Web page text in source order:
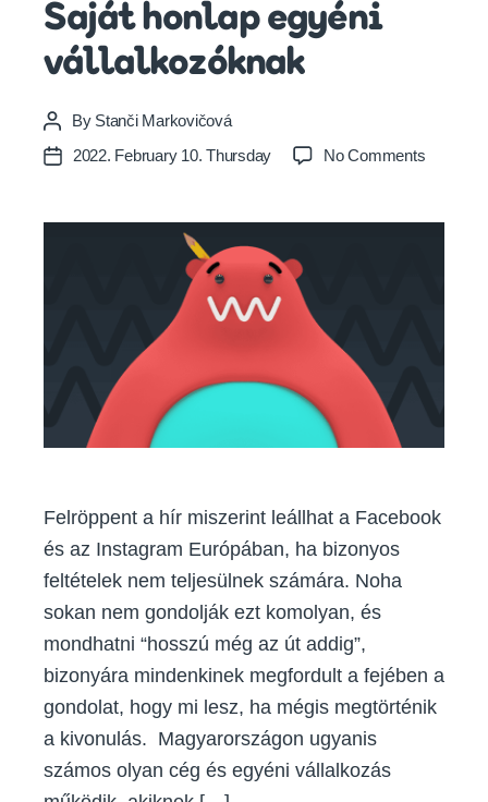
Saját honlap egyéni
vállalkozóknak
Post
author
By Stanči Markovičová
Post2022. February 10. Thursday No Commentson
egyéni
Felröppent a hír miszerint leállhat a Facebook
és az Instagram Európában, ha bizonyos
feltételek nem teljesülnek számára. Noha
sokan nem gondolják ezt komolyan, és
mondhatni “hosszú még az út addig”,
bizonyára mindenkinek megfordult a fejében a
gondolat, hogy mi lesz, ha mégis megtörténik
a kivonulás. Magyarországon ugyanis
számos olyan cég és egyéni vállalkozás